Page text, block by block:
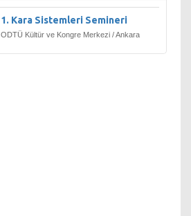
1. Kara Sistemleri Semineri
ODTÜ Kültür ve Kongre Merkezi / Ankara